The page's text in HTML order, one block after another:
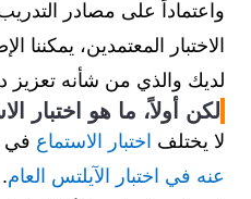
واعتماداً على مصادر
الاختبار المعتمدين،
لديك والذي من شأنه تعزيز
لكن أولاً، ما هو اختبار
لا يختلف اختبار الاستماع في
عنه في اختبار الآيلتس العام